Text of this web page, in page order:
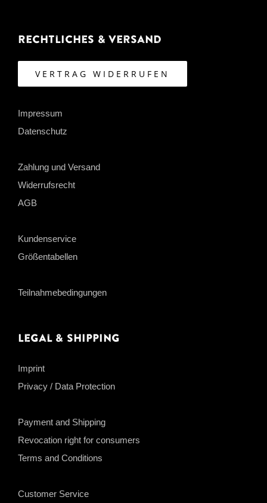
Rechtliches & Versand
VERTRAG WIDERRUFEN
Impressum
Datenschutz
Zahlung und Versand
Widerrufsrecht
AGB
Kundenservice
Größentabellen
Teilnahmebedingungen
Legal & Shipping
Imprint
Privacy / Data Protection
Payment and Shipping
Revocation right for consumers
Terms and Conditions
Customer Service